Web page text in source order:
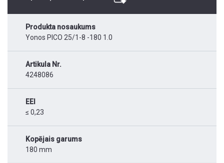
Produkta nosaukums
Yonos PICO 25/1-8 -180 1.0
Artikula Nr.
4248086
EEI
≤ 0,23
Kopējais garums
180 mm